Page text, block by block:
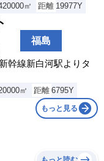
㎡ 距離 19977Y
福島
幹線新白河駅よりタ
㎡ 距離 6795Y
もっと見る